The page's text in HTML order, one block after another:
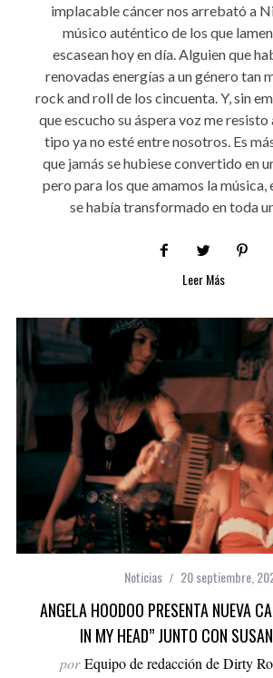
implacable cáncer nos arrebató a
músico auténtico de los que
escasean hoy en día. Alguien que
renovadas energías a un género tan
rock and roll de los cincuenta. Y, sin
que escucho su áspera voz me resisto
tipo ya no esté entre nosotros. Es
que jamás se hubiese convertido en
pero para los que amamos la
se había transformado en toda
Leer Más
Noticias 20 septiembre,
ANGELA HOODOO PRESENTA NUEVA
IN MY HEAD” JUNTO CON
por Equipo de redacción de Dirty